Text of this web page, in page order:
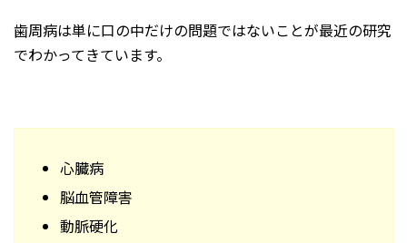
歯周病は単に口の中だけの問題ではないことが最近の研究
でわかってきています。
心臓病
脳血管障害
動脈硬化